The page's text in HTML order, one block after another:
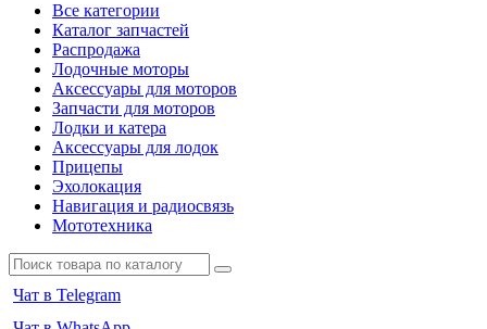
Все категории
Каталог запчастей
Распродажа
Лодочные моторы
Аксессуары для моторов
Запчасти для моторов
Лодки и катера
Аксессуары для лодок
Прицепы
Эхолокация
Навигация и радиосвязь
Мототехника
Чат в Telegram